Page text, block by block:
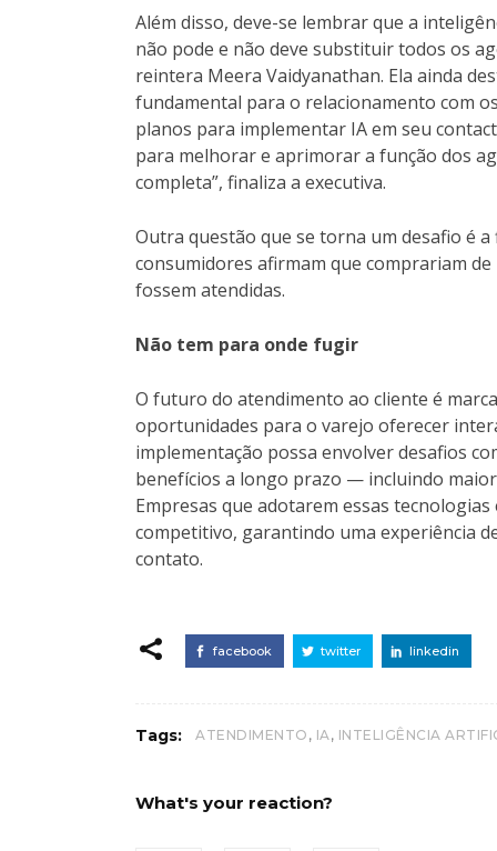
Além disso, deve-se lembrar que a
não pode e não deve substituir todos os
reintera Meera Vaidyanathan. Ela ainda
fundamental para o relacionamento com
planos para implementar IA em seu
para melhorar e aprimorar a função dos
completa”, finaliza a executiva.
Outra questão que se torna um desafio é
consumidores afirmam que comprariam
fossem atendidas.
Não tem para onde fugir
O futuro do atendimento ao cliente é
oportunidades para o varejo oferecer
implementação possa envolver desafios
benefícios a longo prazo — incluindo
Empresas que adotarem essas
competitivo, garantindo uma experiência
contato.
facebook twitter linkedin
Tags: ATENDIMENTO , IA , INTELIGÊNCIA
What's your reaction?